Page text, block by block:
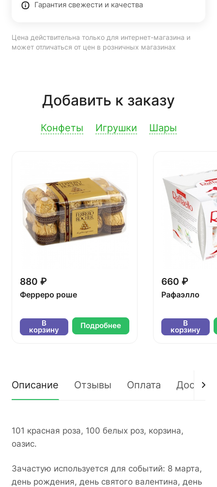
Гарантия свежести и качества
Цена действительна только для интернет-магазина и
может отличаться от цен в розничных магазинах
Добавить к заказу
Конфеты Игрушки Шары
880 ₽
Ферреро роше
В
корзину Подробнее
660 ₽
Рафаэлло
В
корзину
Описание Отзывы Оплата
101 красная роза, 100 белых роз, корзина,
оазис.
Зачастую используется для событий: 8 марта,
день рождения, день святого валентина, день